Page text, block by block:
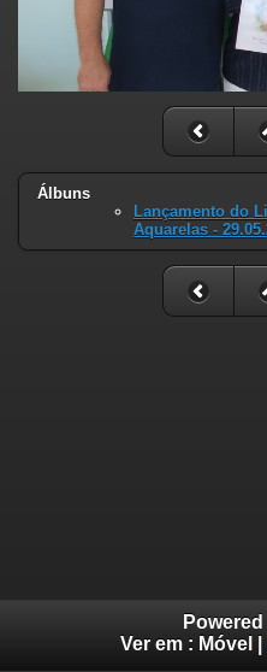
Álbuns
Lançamento do
Aquarelas -
Ver em : Móvel